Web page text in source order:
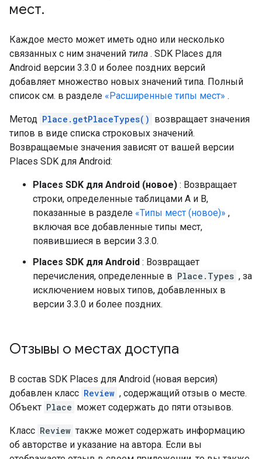
мест.
Каждое место может иметь одно или несколько
связанных с ним значений типа . SDK Places для
Android версии 3.3.0 и более поздних версий
добавляет множество новых значений типа. Полный
список см. в разделе «Расширенные типы мест» .
Метод Place.getPlaceTypes() возвращает значения
типов в виде списка строковых значений.
Возвращаемые значения зависят от вашей версии
Places SDK для Android:
Places SDK для Android (новое) : Возвращает
строки, определенные таблицами A и B,
показанные в разделе «Типы мест (новое)» ,
включая все добавленные типы мест,
появившиеся в версии 3.3.0.
Places SDK для Android : Возвращает
перечисления, определенные в Place.Types , за
исключением новых типов, добавленных в
версии 3.3.0 и более поздних.
Отзывы о местах доступа
В состав SDK Places для Android (новая версия)
добавлен класс Review , содержащий отзыв о месте.
Объект Place может содержать до пяти отзывов.
Класс Review также может содержать информацию
об авторстве и указание на автора. Если вы